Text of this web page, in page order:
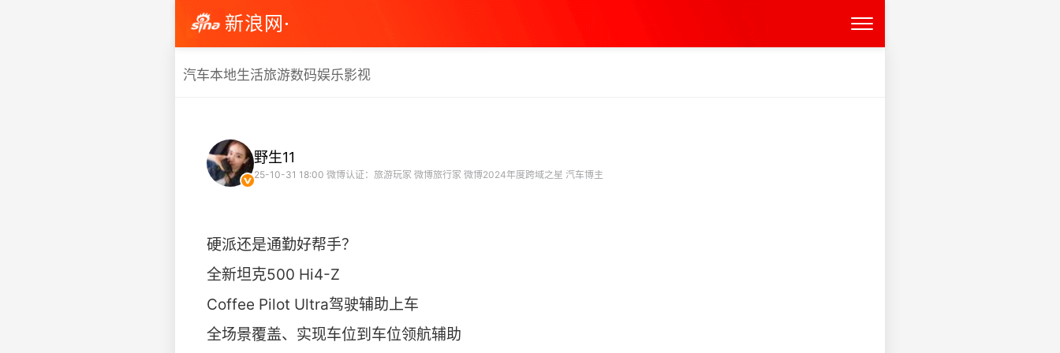
新浪网·
汽车本地生活旅游数码娱乐影视
野生11
25-10-31 18:00 微博认证：旅游玩家 微博旅行家 微博2024年度跨域之星 汽车博主
硬派还是通勤好帮手？
全新坦克500 Hi4-Z
Coffee Pilot Ultra驾驶辅助上车
全场景覆盖、实现车位到车位领航辅助